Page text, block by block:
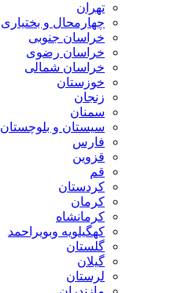
تهران
چهارمحال و بختیاری
خراسان جنوبی
خراسان رضوی
خراسان شمالی
خوزستان
زنجان
سمنان
سیستان و بلوچستان
فارس
قزوین
قم
کردستان
کرمان
کرمانشاه
کهگیلویه وبویراحمد
گلستان
گیلان
لرستان